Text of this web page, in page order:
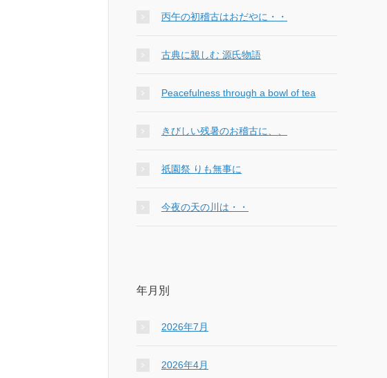
丙午の初稽古はおだやに・・
古典に親しむ 源氏物語
Peacefulness through a bowl of tea
きびしい残暑のお稽古に、、
祇園祭 りも無事に
今夜の天の川は・・
年月別
2026年7月
2026年4月